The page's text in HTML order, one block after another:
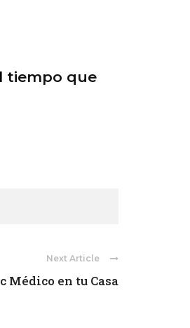
tiempo que
Next Article
Médico en tu Casa